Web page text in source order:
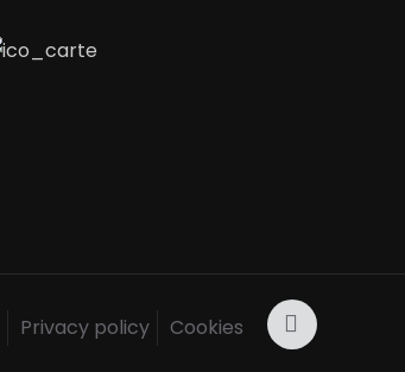
Privacy policy Cookies